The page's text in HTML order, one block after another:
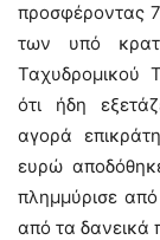
προσφέροντας
των υπό
Ταχυδρομικού
ότι ήδη
αγορά
ευρώ
πλημμύρισε
από τα δανεικά